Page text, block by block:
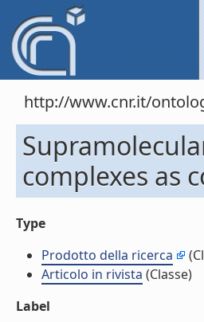
http://www.cnr.it/
complexes as
Type
Prodotto della ricerca
Articolo in rivista (Classe)
Label